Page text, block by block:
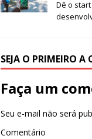
A b
o
k
dI
n
Dê o
SEJA O PRIMEIRO A
Faça um
Seu e-mail não será
Comentário